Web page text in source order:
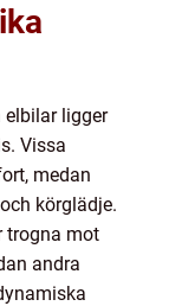
ligger
Vissa
medan
körglädje.
trogna mot
andra